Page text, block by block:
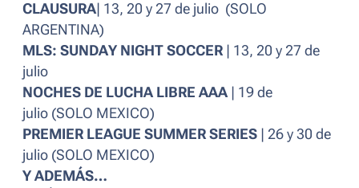
CLAUSURA| 13, 20 y 27 de julio (SOLO
ARGENTINA)
MLS: SUNDAY NIGHT SOCCER
| 13, 20 y 27 de
julio
NOCHES DE LUCHA LIBRE AAA
| 19 de
julio (SOLO MEXICO)
PREMIER LEAGUE SUMMER SERIES
| 26 y 30 de
julio (SOLO MEXICO)
Y ADEMÁS…